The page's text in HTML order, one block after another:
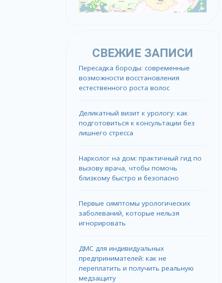
СВЕЖИЕ ЗАПИСИ
Пересадка бороды: современные
возможности восстановления
естественного роста волос
Деликатный визит к урологу: как
подготовиться к консультации без
лишнего стресса
Нарколог на дом: практичный гид по
вызову врача, чтобы помочь
близкому быстро и безопасно
Первые симптомы урологических
заболеваний, которые нельзя
игнорировать
ДМС для индивидуальных
предпринимателей: как не
переплатить и получить реальную
медзащиту